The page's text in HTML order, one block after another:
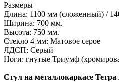
Размеры
Длина: 1100 мм (сложенный) /
Ширина: 700 мм.
Высота: 750 мм.
Стекло 4 мм: Матовое серое
ЛДСП: Серый
Ноги: гнутые Триумф
Стул на металлокаркасе Тетра